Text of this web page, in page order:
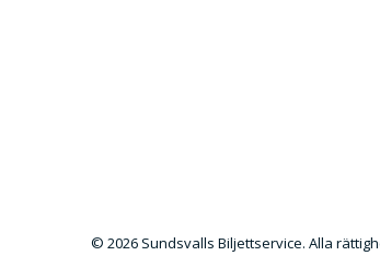
© 2026 Sundsvalls Biljettservice. Alla